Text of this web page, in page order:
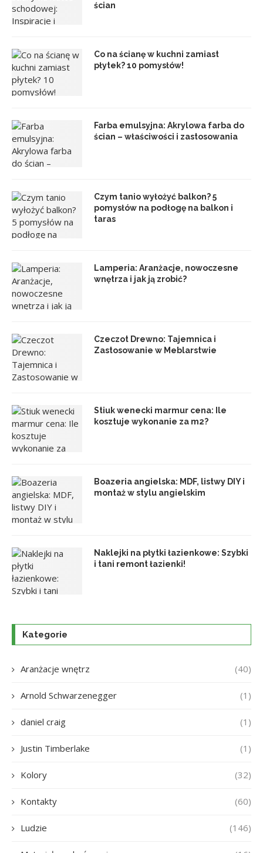
ścian
Co na ścianę w kuchni zamiast
płytek? 10 pomysłów!
Farba emulsyjna: Akrylowa farba do
ścian – właściwości i zastosowania
Czym tanio wyłożyć balkon? 5
pomysłów na podłogę na balkon i
taras
Lamperia: Aranżacje, nowoczesne
wnętrza i jak ją zrobić?
Czeczot Drewno: Tajemnica i
Zastosowanie w Meblarstwie
Stiuk wenecki marmur cena: Ile
kosztuje wykonanie za m2?
Boazeria angielska: MDF, listwy DIY i
montaż w stylu angielskim
Naklejki na płytki łazienkowe: Szybki
i tani remont łazienki!
Kategorie
Aranżacje wnętrz (40)
Arnold Schwarzenegger (1)
daniel craig (1)
Justin Timberlake (1)
Kolory (32)
Kontakty (60)
Ludzie (146)